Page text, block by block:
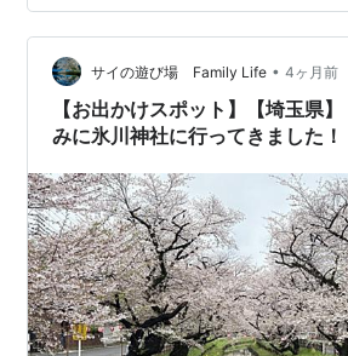
季節だ。 そして、何時もの場所に到
ョギョシ ギョギョシ」と「オオヨシ
声。ところが、声はすれど姿は見え…
サイの遊び場 Family Life • 4ヶ月前
【お出かけスポット】【埼玉県
みに氷川神社に行ってきました！